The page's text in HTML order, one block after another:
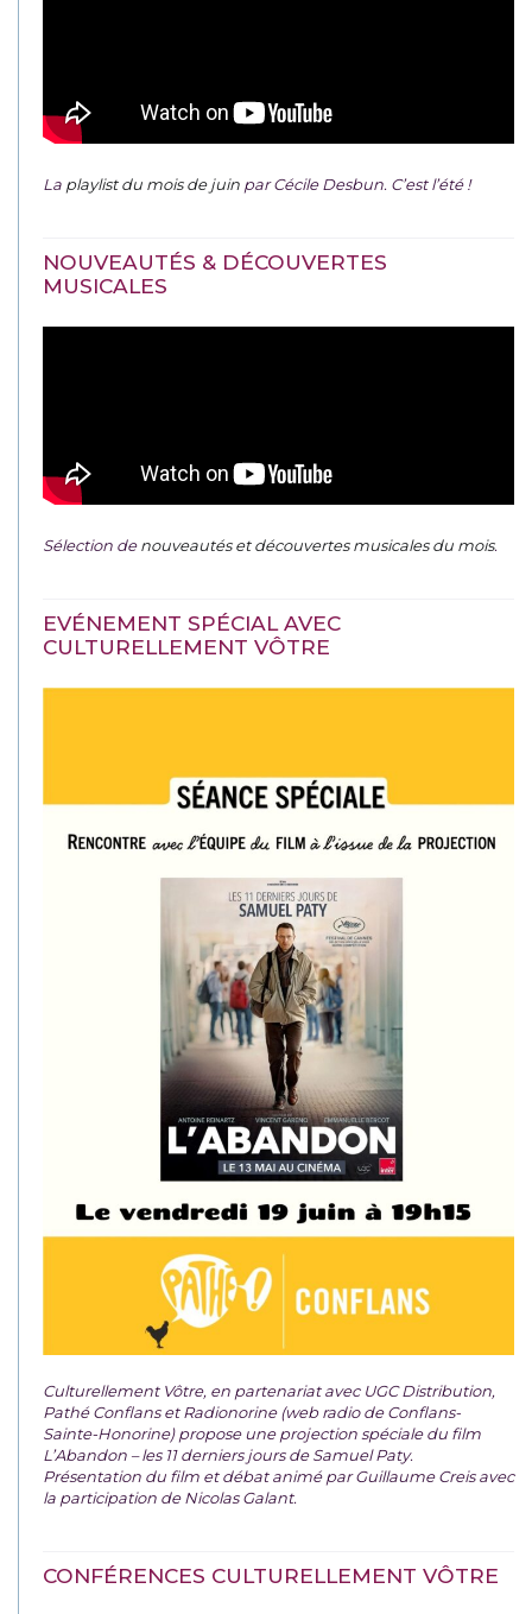
La playlist du mois de juin par Cécile Desbun. C’est l’été !
NOUVEAUTÉS & DÉCOUVERTES
MUSICALES
Sélection denouveautés et découvertes musicales du mois.
EVÉNEMENT SPÉCIAL AVEC
CULTURELLEMENT VÔTRE
Culturellement Vôtre, en partenariat avec UGC Distribution,
Pathé Conflans et Radionorine (web radio de Conflans-
Sainte-Honorine) propose une projection spéciale du film
L’Abandon – les 11 derniers jours de Samuel Paty.
Présentation du film et débat animé par Guillaume Creis avec
la participation de Nicolas Galant.
CONFÉRENCES CULTURELLEMENT VÔTRE